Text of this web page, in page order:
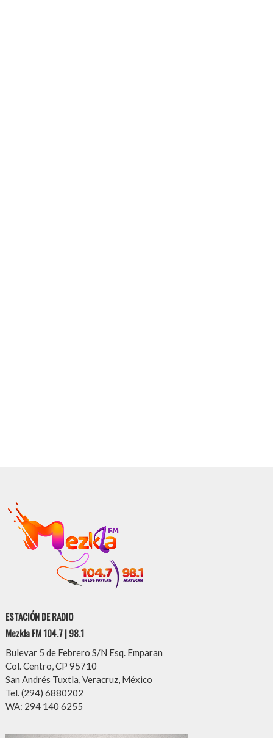
ESTACIÓN DE RADIO
Mezkla FM 104.7 | 98.1
Bulevar 5 de Febrero S/N Esq. Emparan
Col. Centro, CP 95710
San Andrés Tuxtla, Veracruz, México
Tel. (294) 6880202
WA: 294 140 6255